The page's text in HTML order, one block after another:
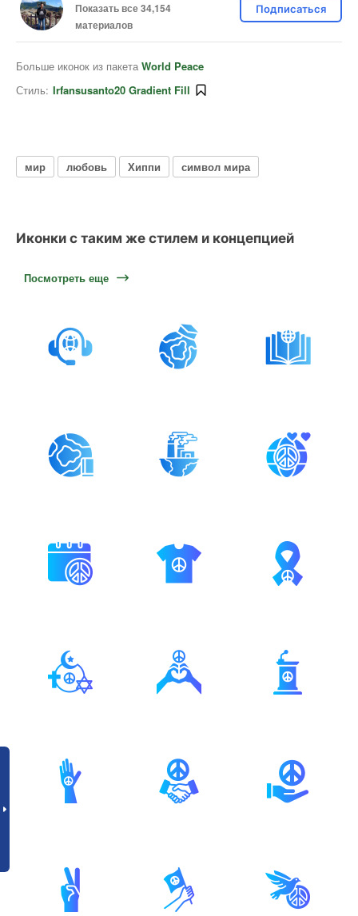
Показать все 34,154
материалов
Подписаться
Больше иконок из пакета World Peace
Стиль: Irfansusanto20 Gradient Fill
мир любовь Хиппи символ мира
Иконки с таким же стилем и концепцией
Посмотреть еще